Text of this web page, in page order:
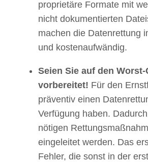
proprietäre Formate mit
nicht dokumentierten
machen die Datenrettung
und kostenaufwändig.
Seien Sie auf den Worst-
vorbereitet! Für den
präventiv einen
Verfügung haben.
nötigen
eingeleitet werden. Das
Fehler, die sonst in der